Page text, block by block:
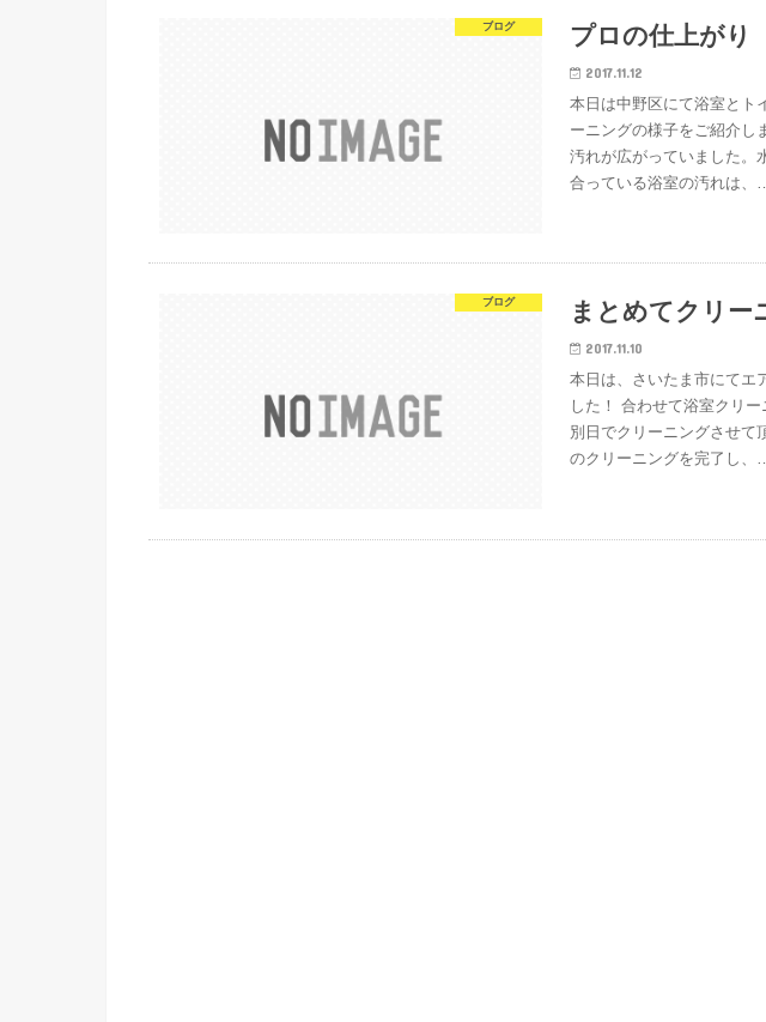
ブログ プロの仕上がり
2017.11.12
本日は中野区にて浴室とト
ーニングの様子をご紹介し
汚れが広がっていました。
合っている浴室の汚れは、…
ブログ まとめてクリー
2017.11.10
本日は、さいたま市にてエ
した！ 合わせて浴室クリ
別日でクリーニングさせて
のクリーニングを完了し、